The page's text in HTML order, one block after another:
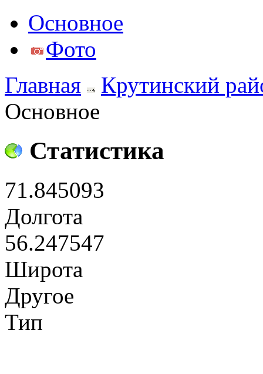
Основное
Фото
Главная
Крутинский
Основное
Статистика
71.845093
Долгота
56.247547
Широта
Другое
Тип